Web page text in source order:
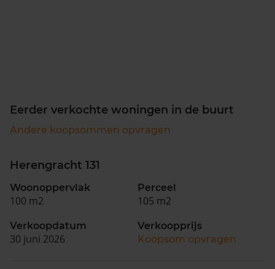
Eerder verkochte woningen in de buurt
Andere koopsommen opvragen
Herengracht 131
Woonoppervlak
100 m2
Perceel
105 m2
Verkoopdatum
30 juni 2026
Verkoopprijs
Koopsom opvragen